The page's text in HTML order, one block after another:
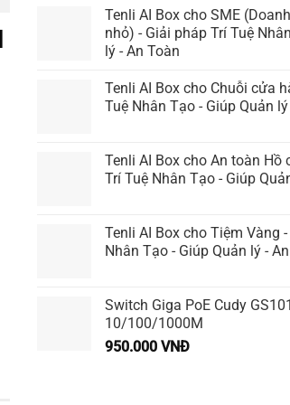
Tenli AI Box cho SME
nhỏ) - Giải pháp Trí Tuệ
lý - An Toàn
Tenli AI Box cho Chuỗi cửa
Tuệ Nhân Tạo - Giúp Quản
Tenli AI Box cho An toàn Hồ
Trí Tuệ Nhân Tạo - Giúp
Tenli AI Box cho Tiệm Vàng
Nhân Tạo - Giúp Quản lý -
Switch Giga PoE Cudy
10/100/1000M
950.000 VNĐ